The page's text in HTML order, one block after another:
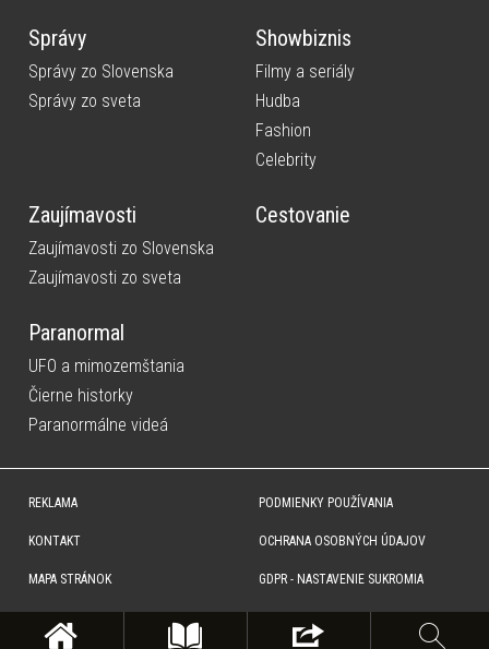
Správy
Správy zo Slovenska
Správy zo sveta
Showbiznis
Filmy a seriály
Hudba
Fashion
Celebrity
Zaujímavosti
Zaujímavosti zo Slovenska
Zaujímavosti zo sveta
Cestovanie
Paranormal
UFO a mimozemštania
Čierne historky
Paranormálne videá
REKLAMA
KONTAKT
MAPA STRÁNOK
PODMIENKY POUŽÍVANIA
OCHRANA OSOBNÝCH ÚDAJOV
GDPR - NASTAVENIE SUKROMIA
súhlas na rozmnožovanie, šírenie a na verejný prenos obsahu. Na tejto stránke môžu byť umiestnené reklamné